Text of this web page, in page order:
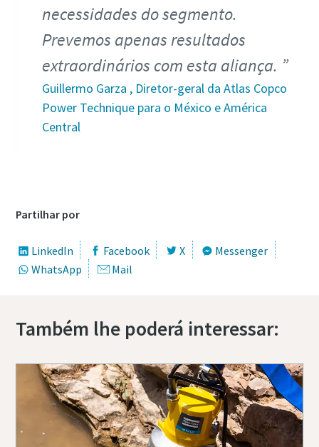
necessidades do segmento.
Prevemos apenas resultados
extraordinários com esta aliança.
Guillermo Garza , Diretor-geral da Atlas Copco
Power Technique para o México e América
Central
Partilhar por
LinkedIn Facebook X
Messenger
WhatsApp
Mail
Também lhe poderá interessar: